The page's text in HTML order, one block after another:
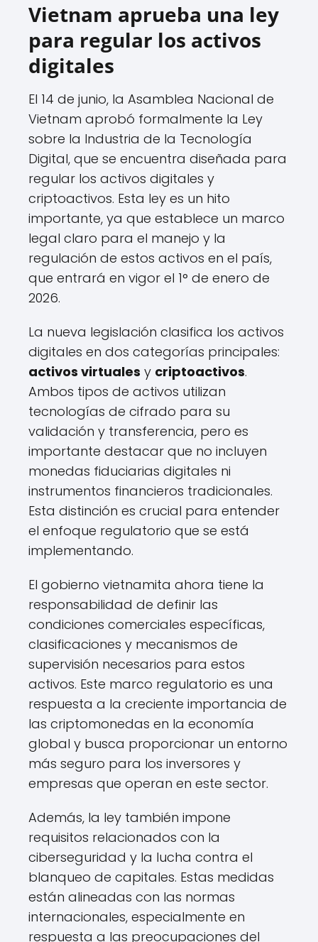
Vietnam aprueba una ley
para regular los activos
digitales
El 14 de junio, la Asamblea Nacional de
Vietnam aprobó formalmente la Ley
sobre la Industria de la Tecnología
Digital, que se encuentra diseñada para
regular los activos digitales y
criptoactivos. Esta ley es un hito
importante, ya que establece un marco
legal claro para el manejo y la
regulación de estos activos en el país,
que entrará en vigor el 1° de enero de
2026.
La nueva legislación clasifica los activos
digitales en dos categorías principales:
activos virtuales y criptoactivos.
Ambos tipos de activos utilizan
tecnologías de cifrado para su
validación y transferencia, pero es
importante destacar que no incluyen
monedas fiduciarias digitales ni
instrumentos financieros tradicionales.
Esta distinción es crucial para entender
el enfoque regulatorio que se está
implementando.
El gobierno vietnamita ahora tiene la
responsabilidad de definir las
condiciones comerciales específicas,
clasificaciones y mecanismos de
supervisión necesarios para estos
activos. Este marco regulatorio es una
respuesta a la creciente importancia de
las criptomonedas en la economía
global y busca proporcionar un entorno
más seguro para los inversores y
empresas que operan en este sector.
Además, la ley también impone
requisitos relacionados con la
ciberseguridad y la lucha contra el
blanqueo de capitales. Estas medidas
están alineadas con las normas
internacionales, especialmente en
respuesta a las preocupaciones del